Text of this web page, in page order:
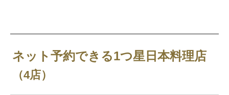
ネット予約できる1つ星日本料理店
（4店）